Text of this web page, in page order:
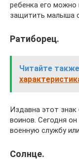
ребенка его
защитить малыша
Ратиборец.
Читайте
Издавна этот
воинов. Сегодня
военную службу
Солнце.